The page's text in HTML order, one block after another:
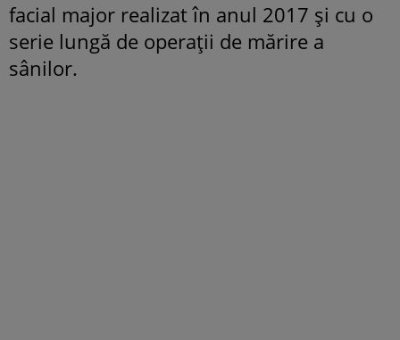
facial major realizat în anul 2017 și cu o
serie lungă de operații de mărire a
sânilor.